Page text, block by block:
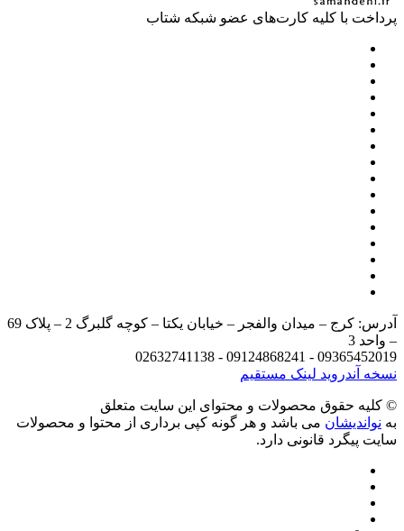
کلیه کارت‌های عضو شبکه شتاب
آدرس: کرج – میدان والفجر – خیابان یکتا – کوچه گلبرگ 2 – پلاک 69
09365452019 -
لینک مستقیم
محصولات و محتوای اين سایت متعلق
می باشد و هر گونه کپی برداری از محتوا و محصولات
قانونی دارد.